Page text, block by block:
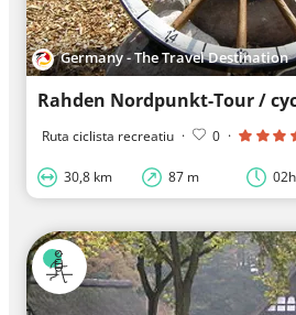
Germany - The Travel Destination
Rahden Nordpunkt-Tour /
Ruta ciclista recreatiu · 0 ·
30,8 km 87 m